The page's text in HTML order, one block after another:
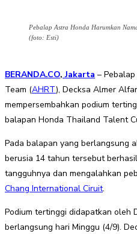
Pebalap Astra Honda Harumkan
(foto: Esti)
BERANDA.CO, Jakarta –
Team (AHRT), Decksa Almer
mempersembahkan podium
balapan Honda Thailand Talent
Pada balapan yang berlangsung
berusia 14 tahun tersebut
tangguhnya dan mengalahkan
Chang International Ciruit.
Podium tertinggi didapatkan oleh
berlangsung hari Minggu (4/9).